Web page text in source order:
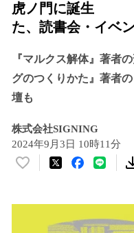
虎ノ門に誕生
た、読書会・イベ
『マルクス解体』著者
グのつくりかた』著者
壇も
株式会社SIGNING
2024年9月3日 10時11分
い